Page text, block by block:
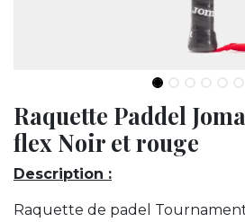
Raquette Paddel
flex Noir et rouge
Description :
Raquette de padel